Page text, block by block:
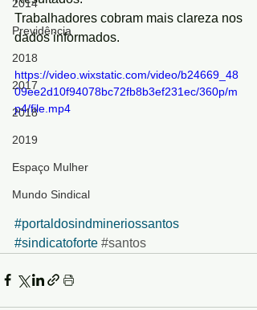
2014
Previdência
2018
2017
2018
2019
Espaço Mulher
Mundo Sindical
Trabalhadores cobram mais clareza nos
dados informados.
https://video.wixstatic.com/video/b24669_48
09ee2d10f94078bc72fb8b3ef231ec/360p/m
p4/file.mp4
#portaldosindmineriossantos
#sindicatoforte #santos